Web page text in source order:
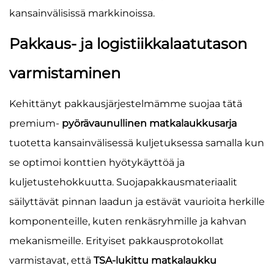
kansainvälisissä markkinoissa.
Pakkaus- ja logistiikkalaatutason
varmistaminen
Kehittänyt pakkausjärjestelmämme suojaa tätä
premium- pyörävaunullinen matkalaukkusarja
tuotetta kansainvälisessä kuljetuksessa samalla kun
se optimoi konttien hyötykäyttöä ja
kuljetustehokkuutta. Suojapakkausmateriaalit
säilyttävät pinnan laadun ja estävät vaurioita herkille
komponenteille, kuten renkäsryhmille ja kahvan
mekanismeille. Erityiset pakkausprotokollat
varmistavat, että TSA-lukittu matkalaukku